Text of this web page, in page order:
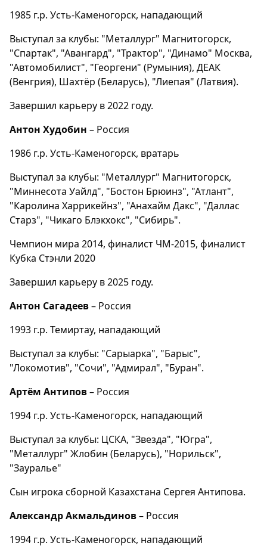
1985 г.р. Усть-Каменогорск, нападающий
Выступал за клубы: "Металлург" Магнитогорск,
"Спартак", "Авангард", "Трактор", "Динамо" Москва,
"Автомобилист", "Георгени" (Румыния), ДЕАК
(Венгрия), Шахтёр (Беларусь), "Лиепая" (Латвия).
Завершил карьеру в 2022 году.
Антон Худобин – Россия
1986 г.р. Усть-Каменогорск, вратарь
Выступал за клубы: "Металлург" Магнитогорск,
"Миннесота Уайлд", "Бостон Брюинз", "Атлант",
"Каролина Харрикейнз", "Анахайм Дакс", "Даллас
Старз", "Чикаго Блэкхокс", "Сибирь".
Чемпион мира 2014, финалист ЧМ-2015, финалист
Кубка Стэнли 2020
Завершил карьеру в 2025 году.
Антон Сагадеев– Россия
1993 г.р. Темиртау, нападающий
Выступал за клубы: "Сарыарка", "Барыс",
"Локомотив", "Сочи", "Адмирал", "Буран".
Артём Антипов– Россия
1994 г.р. Усть-Каменогорск, нападающий
Выступал за клубы: ЦСКА, "Звезда", "Югра",
"Металлург" Жлобин (Беларусь), "Норильск",
"Зауралье"
Сын игрока сборной Казахстана Сергея Антипова.
Александр Акмальдинов– Россия
1994 г.р. Усть-Каменогорск, нападающий